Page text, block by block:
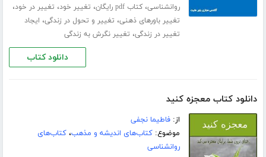
روانشناسی،کتاب pdf رایگان ، تغییر خود، تغییر در خود،
تغییر باورهای ذهنی، تغییر و تحول در زندگی، ایجاد
تغییر در زندگی، تغییر نگرش به زندگی
دانلود کتاب
دانلود کتاب معجزه کنید
از:فاطیما نجفی
موضوع:کتاب‌های اندیشه و مذهب،کتاب‌های
روانشناسی